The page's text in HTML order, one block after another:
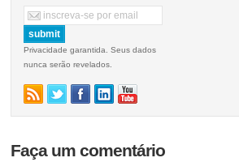
Privacidade garantida. Seus dados
nunca serão revelados.
Faça um comentário